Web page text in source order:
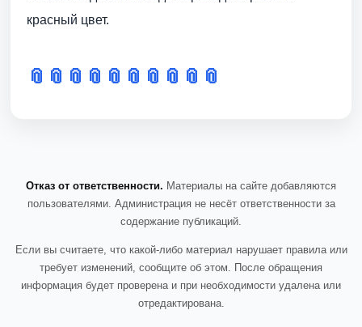
красный цвет.
📎 📎 📎 📎 📎 📎 📎 📎 📎 📎
Отказ от ответственности. Материалы на сайте добавляются
пользователями. Администрация не несёт ответственности за
содержание публикаций.
Если вы считаете, что какой-либо материал нарушает правила или
требует изменений, сообщите об этом. После обращения
информация будет проверена и при необходимости удалена или
отредактирована.